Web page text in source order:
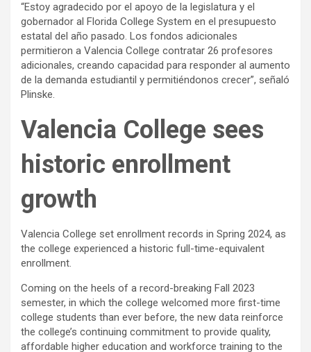
“Estoy agradecido por el apoyo de la legislatura y el
gobernador al Florida College System en el presupuesto
estatal del año pasado. Los fondos adicionales
permitieron a Valencia College contratar 26 profesores
adicionales, creando capacidad para responder al aumento
de la demanda estudiantil y permitiéndonos crecer”, señaló
Plinske.
Valencia College sees
historic enrollment
growth
Valencia College set enrollment records in Spring 2024, as
the college experienced a historic full-time-equivalent
enrollment.
Coming on the heels of a record-breaking Fall 2023
semester, in which the college welcomed more first-time
college students than ever before, the new data reinforce
the college’s continuing commitment to provide quality,
affordable higher education and workforce training to the